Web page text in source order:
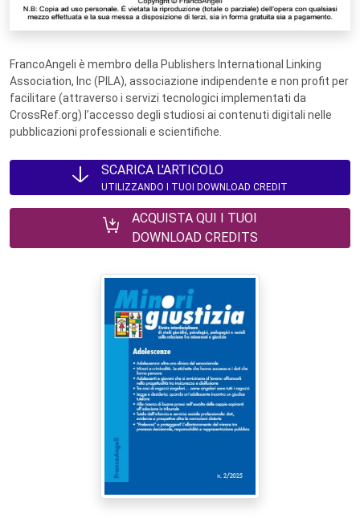
FrancoAngeli è membro della Publishers International Linking
Association, Inc (PILA), associazione indipendente e non profit per
facilitare (attraverso i servizi tecnologici implementati da
CrossRef.org) l’accesso degli studiosi ai contenuti digitali nelle
pubblicazioni professionali e scientifiche.
SCARICA L'ARTICOLO
UTILIZZANDO I TUOI DOWNLOAD CREDIT
ACQUISTA QUI I TUOI
DOWNLOAD CREDITS